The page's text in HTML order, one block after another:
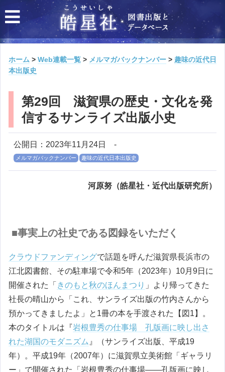
ホーム > Web連載一覧 > メルマガバックナンバー > 趣味の近代日
本出版史
第29回 滋賀県の歴史・文化を発
信するサンライズ出版小史
公開日：2023年11月24日 -
メルマガバックナンバー 趣味の近代日本出版史
河原努（皓星社・近代出版研究所）
■事実上の社史である図録をいただく
クラウドファンディングで話題を呼んだ滋賀県長浜市の
江北図書館、その駐車場で令和5年（2023年）10月9日に
開催された「 きのもと秋のほんまつり 」より帰ってきた
社長の晴山から「これ、サンライズ出版の竹内さんから
預かってきましたよ」と1冊の本を手渡された【図1】。
本のタイトルは『岩根豊秀の仕事場 孔版画に映し出さ
れた湖国のモダニズム 』（サンライズ出版、平成19
年）。平成19年（2007年）に滋賀県立美術館「ギャラリ
ー」で開催された「岩根豊秀の仕事場――孔版画に映し